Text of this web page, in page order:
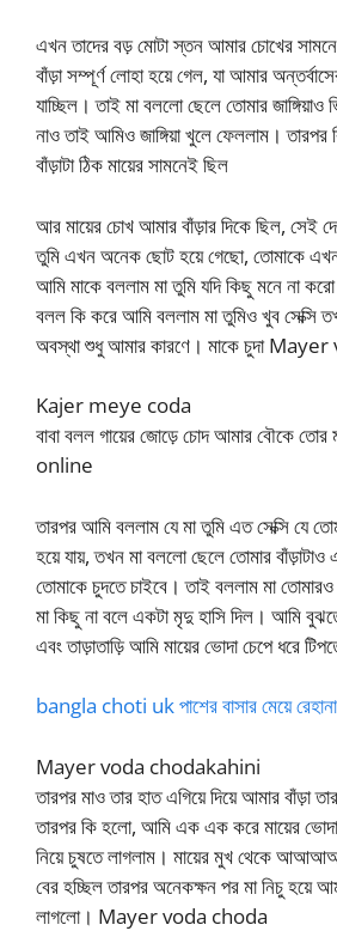
এখন তাদের বড় মোটা স্তন আমার চোখের
বাঁড়া সম্পূর্ণ লোহা হয়ে গেল, যা আমার
যাচ্ছিল। তাই মা বললো ছেলে তোমার
নাও তাই আমিও জাঙ্গিয়া খুলে ফেললাম।
বাঁড়াটা ঠিক মায়ের সামনেই ছিল
আর মায়ের চোখ আমার বাঁড়ার দিকে ছিল, সেই
তুমি এখন অনেক ছোট হয়ে গেছো, তোমাকে
আমি মাকে বললাম মা তুমি যদি কিছু মনে না
বলল কি করে আমি বললাম মা তুমিও খুব সেক্সি
অবস্থা শুধু আমার কারণে। মাকে চুদা
Kajer meye coda
বাবা বলল গায়ের জোড়ে চোদ আমার বৌকে
online
তারপর আমি বললাম যে মা তুমি এত সেক্সি যে
হয়ে যায়, তখন মা বললো ছেলে তোমার
তোমাকে চুদতে চাইবে। তাই বললাম মা
মা কিছু না বলে একটা মৃদু হাসি দিল। আমি
এবং তাড়াতাড়ি আমি মায়ের ভোদা চেপে ধরে
bangla choti uk পাশের বাসার মেয়ে
Mayer voda chodakahini
তারপর মাও তার হাত এগিয়ে দিয়ে আমার বাঁড়া
তারপর কি হলো, আমি এক এক করে মায়ের
নিয়ে চুষতে লাগলাম। মায়ের মুখ
বের হচ্ছিল তারপর অনেকক্ষন পর মা নিচু হয়ে
লাগলো। Mayer voda choda